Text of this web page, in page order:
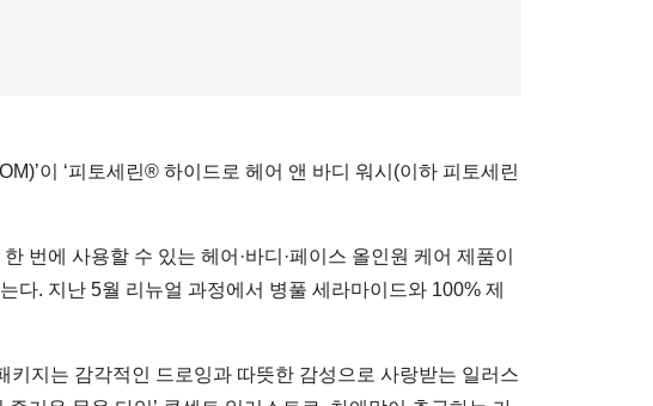
이 ‘피토세린® 하이드로 헤어 앤 바디 워시(이하 피토세린
번에 사용할 수 있는 헤어·바디·페이스 올인원 케어 제품이
. 지난 5월 리뉴얼 과정에서 병풀 세라마이드와 100% 제
지는 감각적인 드로잉과 따뜻한 감성으로 사랑받는 일러스